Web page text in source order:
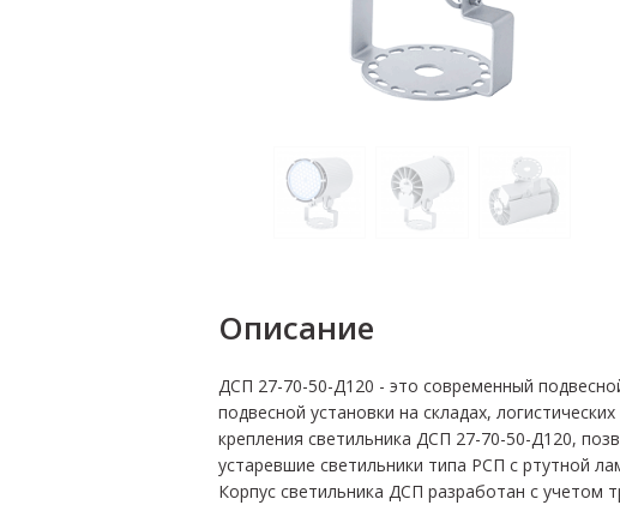
Описание
ДСП 27-70-50-Д120 - это современный
подвесной установки на складах,
крепления светильника ДСП 27-70-50-Д120,
устаревшие светильники типа РСП с ртутной
Корпус светильника ДСП разработан с учетом